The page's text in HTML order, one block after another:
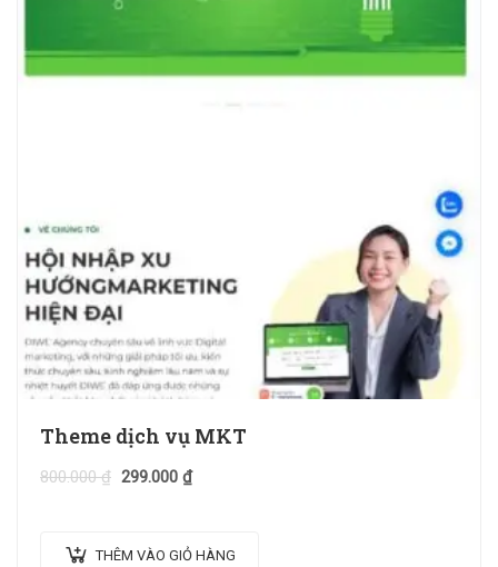
Theme dịch vụ MKT
800.000₫ 299.000 ₫
THÊM VÀO GIỎ HÀNG